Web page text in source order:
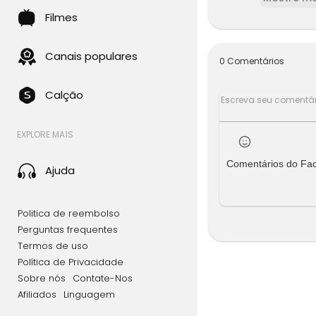
Filmes
Canais populares
Calção
EXPLORE MAIS
Ajuda
Politica de reembolso
Perguntas frequentes
Termos de uso
Política de Privacidade
Sobre nós
Contate-Nos
Afiliados
Linguagem
viver seus
0 Comentários
Comentários do